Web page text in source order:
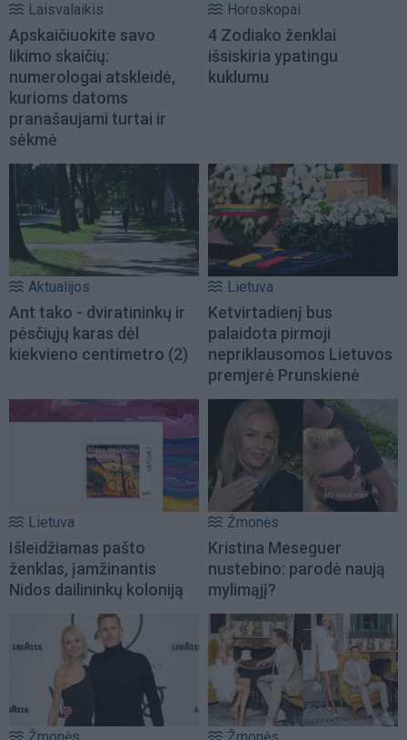
Laisvalaikis
Apskaičiuokite savo
likimo skaičių:
numerologai atskleidė,
kurioms datoms
pranašaujami turtai ir
sėkmė
Horoskopai
4 Zodiako ženklai
išsiskiria ypatingu
kuklumu
Aktualijos
Ant tako - dviratininkų ir
pėsčiųjų karas dėl
kiekvieno centimetro (2)
Lietuva
Ketvirtadienį bus
palaidota pirmoji
nepriklausomos Lietuvos
premjerė Prunskienė
Lietuva
Išleidžiamas pašto
ženklas, įamžinantis
Nidos dailininkų koloniją
Žmonės
Kristina Meseguer
nustebino: parodė naują
mylimąjį?